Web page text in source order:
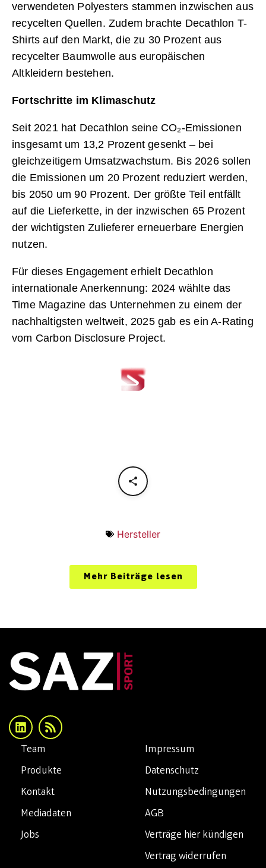
verwendeten Polyesters stammen inzwischen aus
recycelten Quellen. Zudem brachte Decathlon T-
Shirts auf den Markt, die zu 30 Prozent aus
recycelter Baumwolle aus europäischen
Altkleidern bestehen.
Fortschritte im Klimaschutz
Seit 2021 hat Decathlon seine CO₂-Emissionen
insgesamt um 13,2 Prozent gesenkt – bei
gleichzeitigem Umsatzwachstum. Bis 2026 sollen
die Emissionen um 20 Prozent reduziert werden,
bis 2050 um 90 Prozent. Der größte Teil entfällt
auf die Lieferkette, in der inzwischen 65 Prozent
der wichtigsten Zulieferer erneuerbare Energien
nutzen.
Für dieses Engagement erhielt Decathlon
internationale Anerkennung: 2024 wählte das
Time Magazine das Unternehmen zu einem der
nachhaltigsten weltweit, 2025 gab es ein A-Rating
vom Carbon Disclosure Project.
Hersteller
Mehr Beiträge lesen
Impressum
Datenschutz
Nutzungsbedingungen
AGB
Verträge hier kündigen
Vertrag widerrufen
Team
Produkte
Kontakt
Mediadaten
Jobs